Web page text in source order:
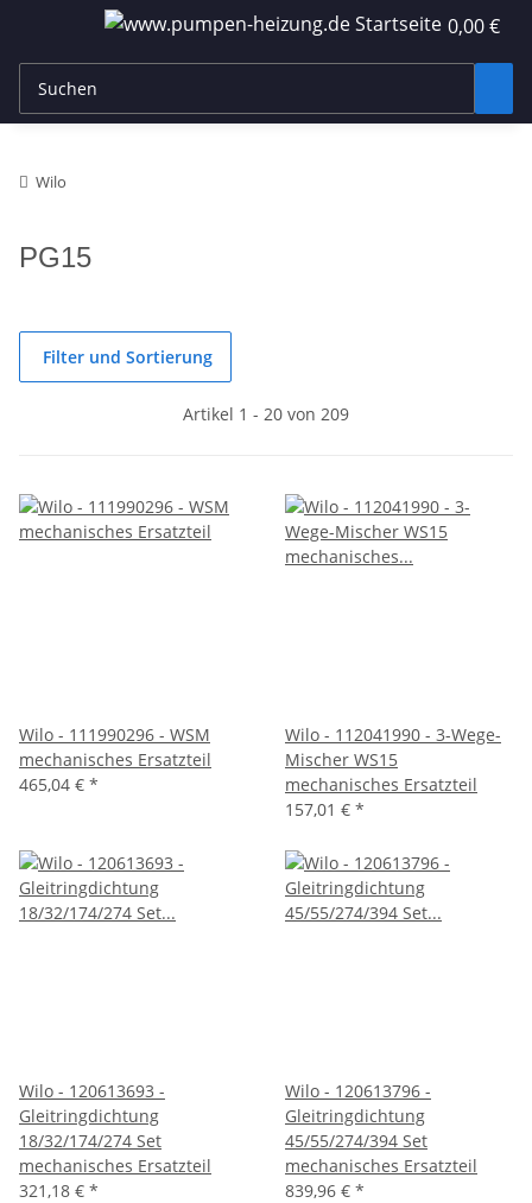
0,00 €
Wilo
PG15
Filter und Sortierung
Artikel 1 - 20 von 209
Wilo - 111990296 - WSM
mechanisches Ersatzteil
465,04 € *
Wilo - 112041990 - 3-Wege-
Mischer WS15
mechanisches Ersatzteil
157,01 € *
Wilo - 120613693 -
Gleitringdichtung
18/32/174/274 Set
mechanisches Ersatzteil
321,18 € *
Wilo - 120613796 -
Gleitringdichtung
45/55/274/394 Set
mechanisches Ersatzteil
839,96 € *